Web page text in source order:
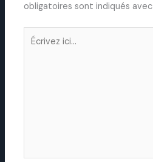
obligatoires sont indiqués avec
Écrivez